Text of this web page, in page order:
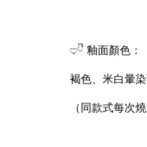
𓂑𓎹 釉面顏色：
褐色、米白暈
（同款式每次